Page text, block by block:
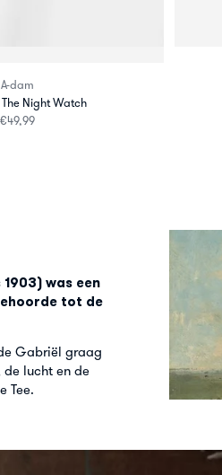
A-dam
Night Watch
Aanbiedingsprijs
€49,99
was een
tot de
Gabriël graag
de lucht en de
Tee.